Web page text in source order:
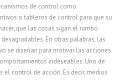
de control como
o tableros de control para que su
que las cosas sigan el rumbo
En otras palabras, las
se diseñan para motivar las acciones
indeseables. Uno de
el control de acción. Es decir, medios